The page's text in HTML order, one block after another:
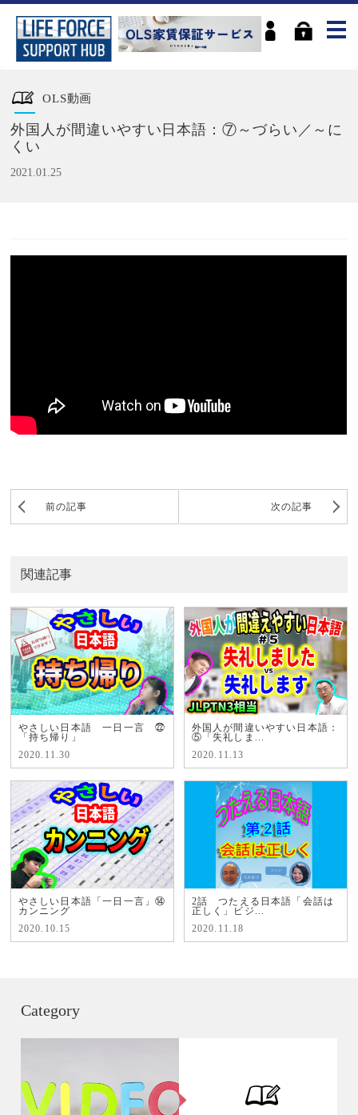
OLS動画
外国人が間違いやすい日本語：⑦～づらい／～に
くい
2021.01.25
前の記事 次の記事
関連記事
やさしい日本語 一日一言 ㉒
「持ち帰り」
2020.11.30
外国人が間違いやすい日本語：
⑤「失礼しま...
2020.11.13
やさしい日本語「一日一言」⑭
カンニング
2020.10.15
2話 つたえる日本語「会話は
正しく」ビジ...
2020.11.18
Category